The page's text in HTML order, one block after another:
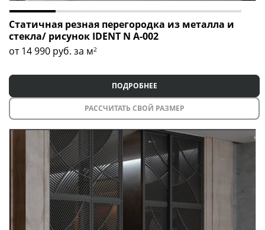
Статичная резная перегородка из металла и
стекла/ рисунок IDENT N A-002
от 14 990 руб. за м2
ПОДРОБНЕЕ
РАССЧИТАТЬ СВОЙ РАЗМЕР